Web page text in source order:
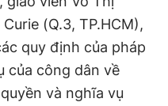
cấp ngày 24.3.2020
Thanh Niên. Cấm sao
có sự chấp thuận bằng văn
JSC.
(Q.3, TP.HCM),
quy định của pháp
của công dân về
và nghĩa vụ